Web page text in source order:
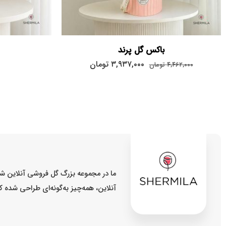
باکس گل پرند
۴,۴۶۲,۰۰۰ تومان ۳,۹۳۷,۰۰۰ تومان
ما در مجموعه بزرگ گل فروشی آنلاین
آنلاین، همه‌چیز به‌گونه‌ای طراحی